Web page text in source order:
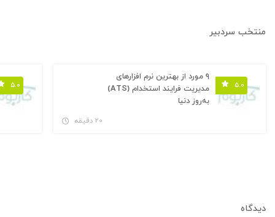
منتخب سردبیر
۵.۰
۹ مورد از بهترین نرم افزارهای
مدیریت فرایند استخدام (ATS)
به‌روز دنیا
۲۰ دقیقه
۵.۰
دیدگاه